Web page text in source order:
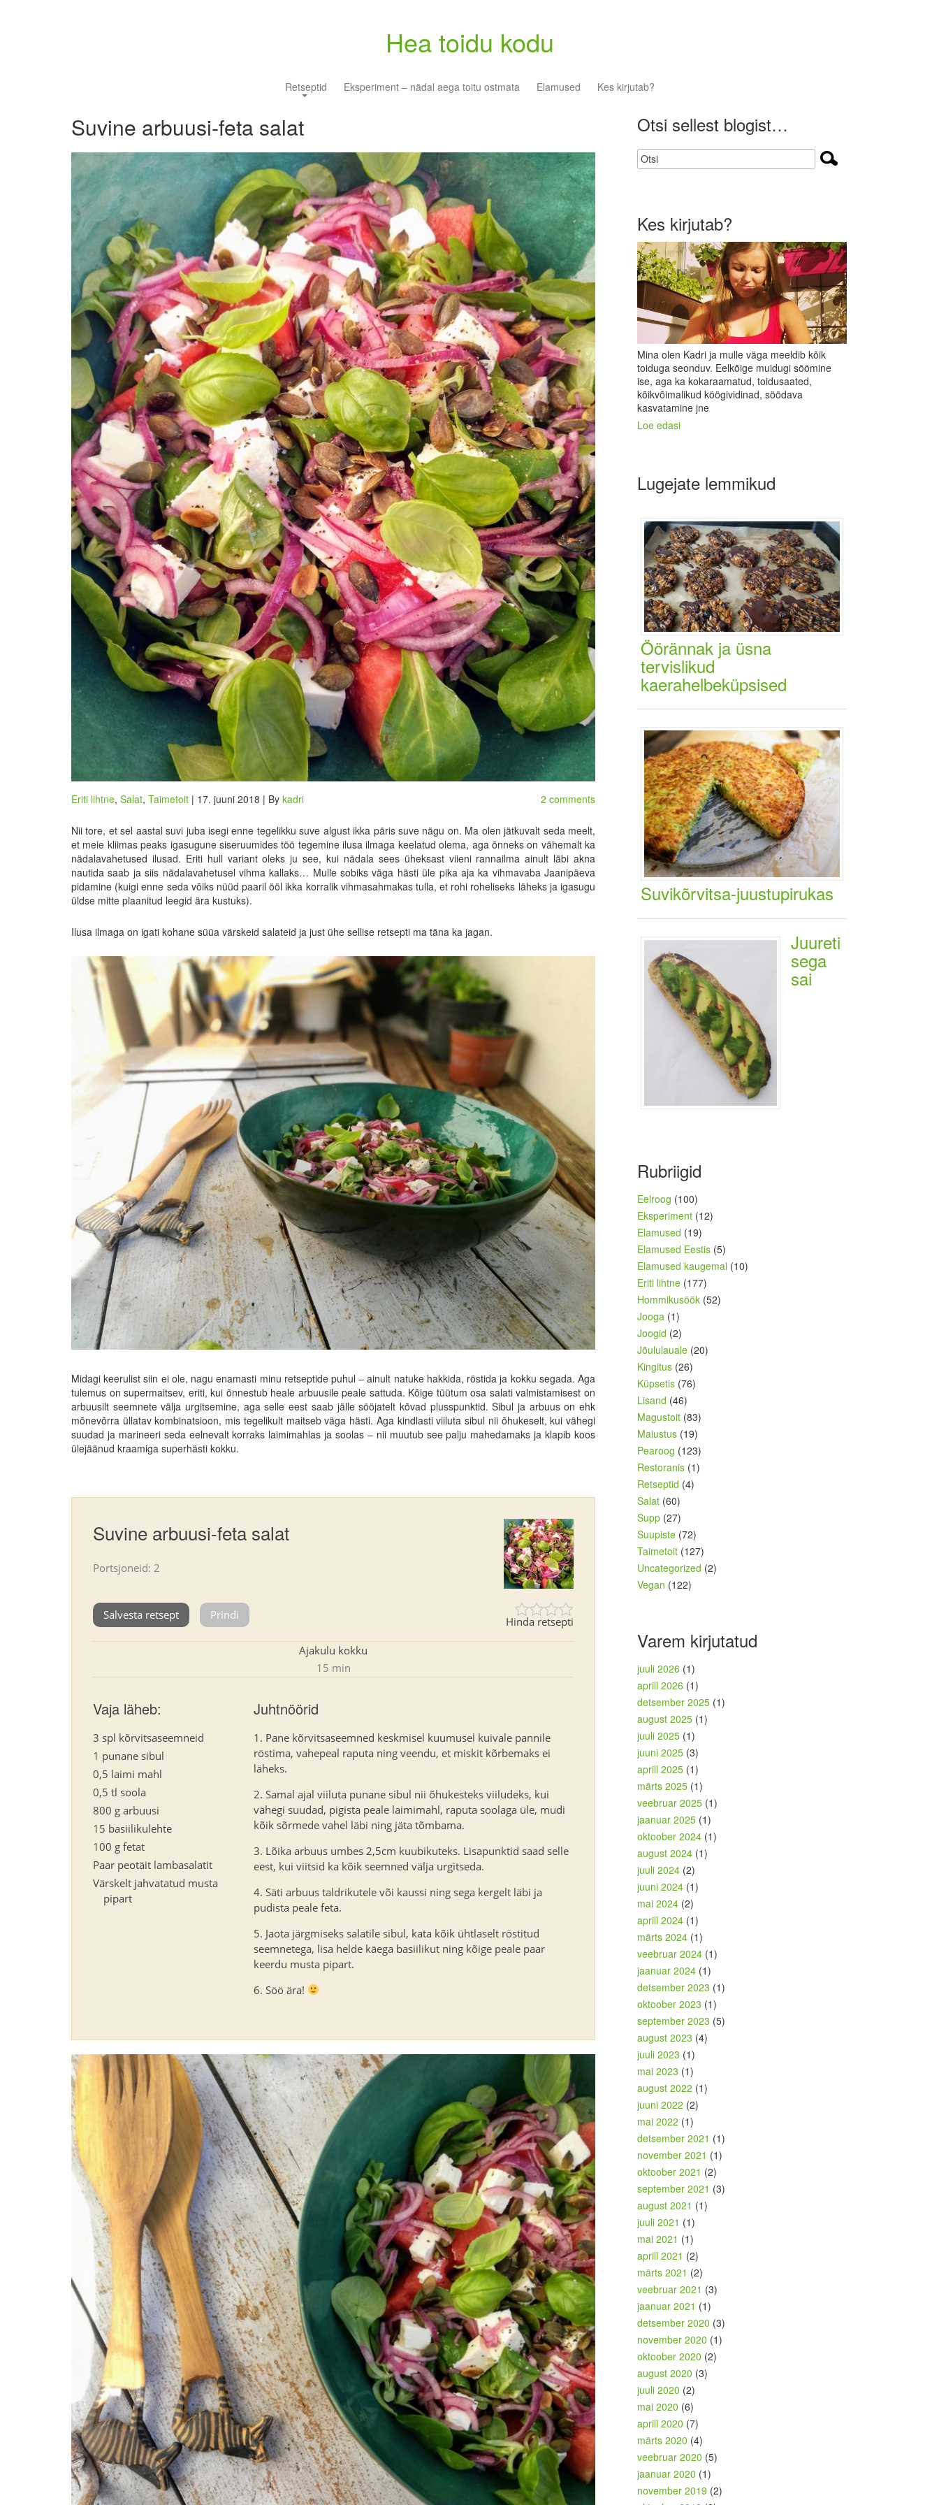
Hea toidu kodu
Retseptid Eksperiment – nädal aega toitu ostmata Elamused Kes kirjutab?
Suvine arbuusi-feta salat
Eriti lihtne, Salat, Taimetoit | 17. juuni 2018 | By kadri 2 comments
Nii tore, et sel aastal suvi juba isegi enne tegelikku suve algust ikka päris suve nägu on. Ma olen jätkuvalt seda meelt,
et meie kliimas peaks igasugune siseruumides töö tegemine ilusa ilmaga keelatud olema, aga õnneks on vähemalt ka
nädalavahetused ilusad. Eriti hull variant oleks ju see, kui nädala sees üheksast viieni rannailma ainult läbi akna
nautida saab ja siis nädalavahetusel vihma kallaks… Mulle sobiks väga hästi üle pika aja ka vihmavaba Jaanipäeva
pidamine (kuigi enne seda võiks nüüd paaril ööl ikka korralik vihmasahmakas tulla, et rohi roheliseks läheks ja igasugu
üldse mitte plaanitud leegid ära kustuks).
Ilusa ilmaga on igati kohane süüa värskeid salateid ja just ühe sellise retsepti ma täna ka jagan.
Midagi keerulist siin ei ole, nagu enamasti minu retseptide puhul – ainult natuke hakkida, röstida ja kokku segada. Aga
tulemus on supermaitsev, eriti, kui õnnestub heale arbuusile peale sattuda. Kõige tüütum osa salati valmistamisest on
arbuusilt seemnete välja urgitsemine, aga selle eest saab jälle sööjatelt kõvad plusspunktid. Sibul ja arbuus on ehk
mõnevõrra üllatav kombinatsioon, mis tegelikult maitseb väga hästi. Aga kindlasti viiluta sibul nii õhukeselt, kui vähegi
suudad ja marineeri seda eelnevalt korraks laimimahlas ja soolas – nii muutub see palju mahedamaks ja klapib koos
ülejäänud kraamiga superhästi kokku.
Suvine arbuusi-feta salat
Portsjoneid: 2
Hinda retsepti
Salvesta retsept Prindi
Ajakulu kokku
15 min
Vaja läheb:
3 spl kõrvitsaseemneid
1 punane sibul
0,5 laimi mahl
0,5 tl soola
800 g arbuusi
15 basiilikulehte
100 g fetat
Paar peotäit lambasalatit
Värskelt jahvatatud musta
pipart
Juhtnöörid
Pane kõrvitsaseemned keskmisel kuumusel kuivale pannile
röstima, vahepeal raputa ning veendu, et miskit kõrbemaks ei
läheks.
Samal ajal viiluta punane sibul nii õhukesteks viiludeks, kui
vähegi suudad, pigista peale laimimahl, raputa soolaga üle, mudi
kõik sõrmede vahel läbi ning jäta tõmbama.
Lõika arbuus umbes 2,5cm kuubikuteks. Lisapunktid saad selle
eest, kui viitsid ka kõik seemned välja urgitseda.
Säti arbuus taldrikutele või kaussi ning sega kergelt läbi ja
pudista peale feta.
Jaota järgmiseks salatile sibul, kata kõik ühtlaselt röstitud
seemnetega, lisa helde käega basiilikut ning kõige peale paar
keerdu musta pipart.
Söö ära!
Otsi sellest blogist…
Kes kirjutab?
Mina olen Kadri ja mulle väga meeldib kõik
toiduga seonduv. Eelkõige muidugi söömine
ise, aga ka kokaraamatud, toidusaated,
kõikvõimalikud köögividinad, söödava
kasvatamine jne
Loe edasi
Lugejate lemmikud
Öörännak ja üsna
tervislikud
kaerahelbeküpsised
Suvikõrvitsa-juustupirukas
Juureti
sega
sai
Rubriigid
Eelroog (100)
Eksperiment (12)
Elamused (19)
Elamused Eestis (5)
Elamused kaugemal (10)
Eriti lihtne (177)
Hommikusöök (52)
Jooga (1)
Joogid (2)
Jõululauale (20)
Kingitus (26)
Küpsetis (76)
Lisand (46)
Magustoit (83)
Maiustus (19)
Pearoog (123)
Restoranis (1)
Retseptid (4)
Salat (60)
Supp (27)
Suupiste (72)
Taimetoit (127)
Uncategorized (2)
Vegan (122)
Varem kirjutatud
juuli 2026 (1)
aprill 2026 (1)
detsember 2025 (1)
august 2025 (1)
juuli 2025 (1)
juuni 2025 (3)
aprill 2025 (1)
märts 2025 (1)
veebruar 2025 (1)
jaanuar 2025 (1)
oktoober 2024 (1)
august 2024 (1)
juuli 2024 (2)
juuni 2024 (1)
mai 2024 (2)
aprill 2024 (1)
märts 2024 (1)
veebruar 2024 (1)
jaanuar 2024 (1)
detsember 2023 (1)
oktoober 2023 (1)
september 2023 (5)
august 2023 (4)
juuli 2023 (1)
mai 2023 (1)
august 2022 (1)
juuni 2022 (2)
mai 2022 (1)
detsember 2021 (1)
november 2021 (1)
oktoober 2021 (2)
september 2021 (3)
august 2021 (1)
juuli 2021 (1)
mai 2021 (1)
aprill 2021 (2)
märts 2021 (2)
veebruar 2021 (3)
jaanuar 2021 (1)
detsember 2020 (3)
november 2020 (1)
oktoober 2020 (2)
august 2020 (3)
juuli 2020 (2)
mai 2020 (6)
aprill 2020 (7)
märts 2020 (4)
veebruar 2020 (5)
jaanuar 2020 (1)
november 2019 (2)